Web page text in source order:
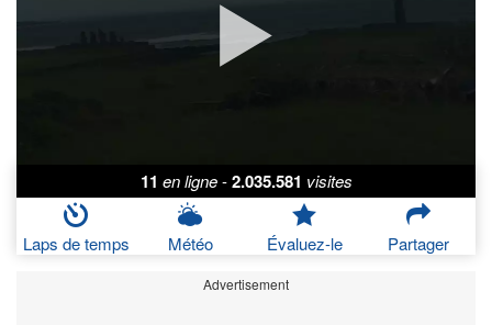
11 en ligne - 2.035.581 visites
Laps de temps Météo Évaluez-le Partager
Advertisement